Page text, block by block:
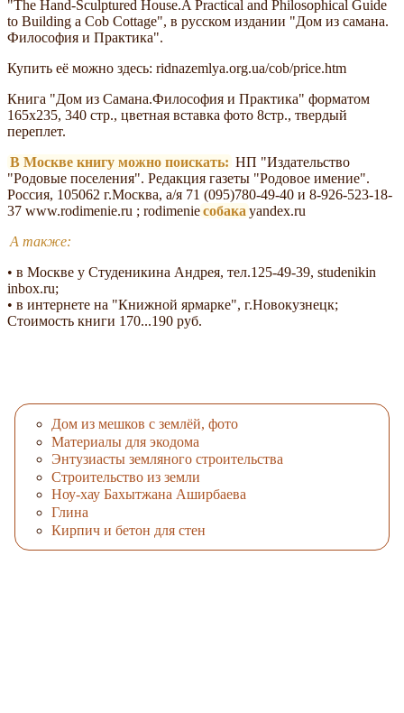
"The Hand-Sculptured House.A Practical and Philosophical Guide
to Building a Cob Cottage", в русском издании "Дом из самана.
Философия и Практика".
Купить её можно здесь: ridnazemlya.org.ua/cob/price.htm
Книга "Дом из Самана.Философия и Практика" форматом
165х235, 340 стр., цветная вставка фото 8стр., твердый
переплет.
В Москве книгу можно поискать: НП "Издательство
"Родовые поселения". Редакция газеты "Родовое имение".
Россия, 105062 г.Москва, а/я 71 (095)780-49-40 и 8-926-523-18-
37 www.rodimenie.ru ; rodimenieсобака yandex.ru
А также:
• в Москве у Студеникина Андрея, тел.125-49-39, studenikin
inbox.ru;
• в интернете на "Книжной ярмарке", г.Новокузнецк;
Стоимость книги 170...190 руб.
Дом из мешков с землёй, фото
Материалы для экодома
Энтузиасты земляного строительства
Строительство из земли
Ноу-хау Бахытжана Аширбаева
Глина
Кирпич и бетон для стен